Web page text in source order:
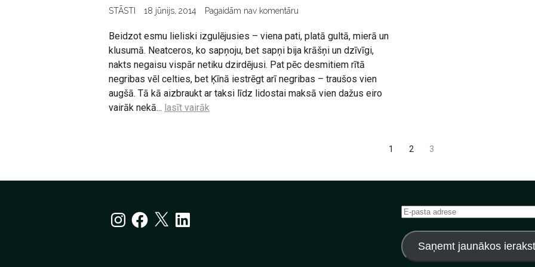
STĀSTI 18 jūnijs, 2014 Pagaidām nav komentāru
Beidzot esmu lieliski izgulējusies – viena pati, platā gultā, mierā un
klusumā. Neatceros, ko sapņoju, bet sapņi bija krāšņi un dzīvīgi,
nakts negaisu vispār netiku dzirdējusi. Pat pēc desmitiem rītā
negribas vēl celties, bet Ķīnā iestrēgt arī negribas – traušos vien
augšā. Tā kā aizbraukt ar taksi līdz lidostai maksā vien dažus eiro
vairāk nekā... lasīt vairāk
numerācija
lappusēm
1 2 3
InstagramFacebook
X LinkedIn
E-
adrese
Saņemt jaunākos